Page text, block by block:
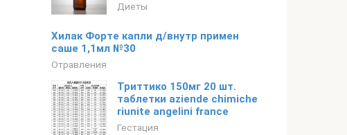
Диеты
Хилак Форте капли д/внутр примен
саше 1,1мл №30
Отравления
Триттико 150мг 20 шт.
таблетки aziende chimiche
riunite angelini france
Гестация